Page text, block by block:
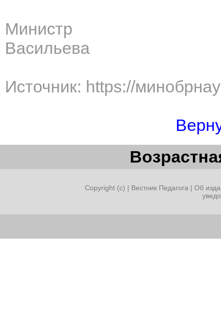
Васильева
Источник: https://
Copyright (c) | Вестник Педагога | Об